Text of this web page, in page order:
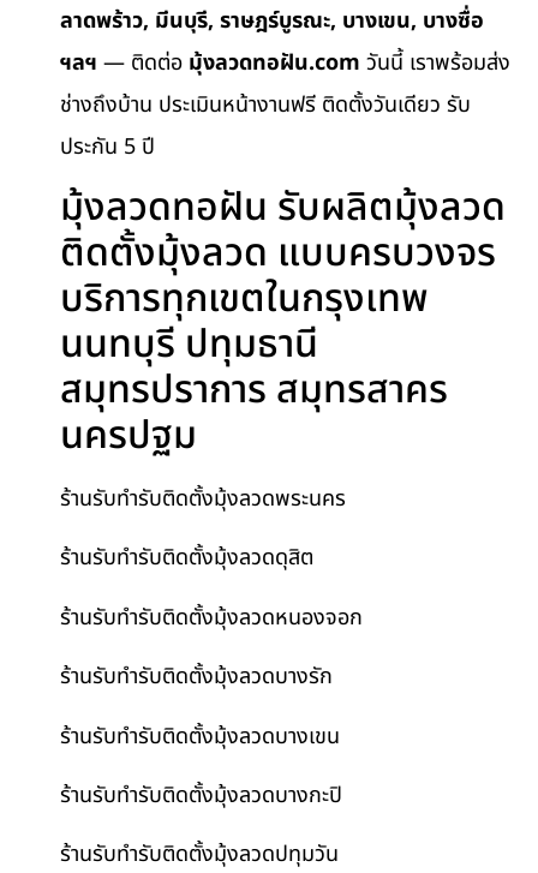
ลาดพร้าว, มีนบุรี, ราษฎร์บูรณะ, บางเขน, บางซื่อ
ฯลฯ — ติดต่อ มุ้งลวดทอฝัน.com วันนี้ เราพร้อมส่ง
ช่างถึงบ้าน ประเมินหน้างานฟรี ติดตั้งวันเดียว รับ
ประกัน 5 ปี
มุ้งลวดทอฝัน รับผลิตมุ้งลวด
ติดตั้งมุ้งลวด แบบครบวงจร
บริการทุกเขตในกรุงเทพ
นนทบุรี ปทุมธานี
สมุทรปราการ สมุทรสาคร
นครปฐม
ร้านรับทำรับติดตั้งมุ้งลวดพระนคร
ร้านรับทำรับติดตั้งมุ้งลวดดุสิต
ร้านรับทำรับติดตั้งมุ้งลวดหนองจอก
ร้านรับทำรับติดตั้งมุ้งลวดบางรัก
ร้านรับทำรับติดตั้งมุ้งลวดบางเขน
ร้านรับทำรับติดตั้งมุ้งลวดบางกะปิ
ร้านรับทำรับติดตั้งมุ้งลวดปทุมวัน